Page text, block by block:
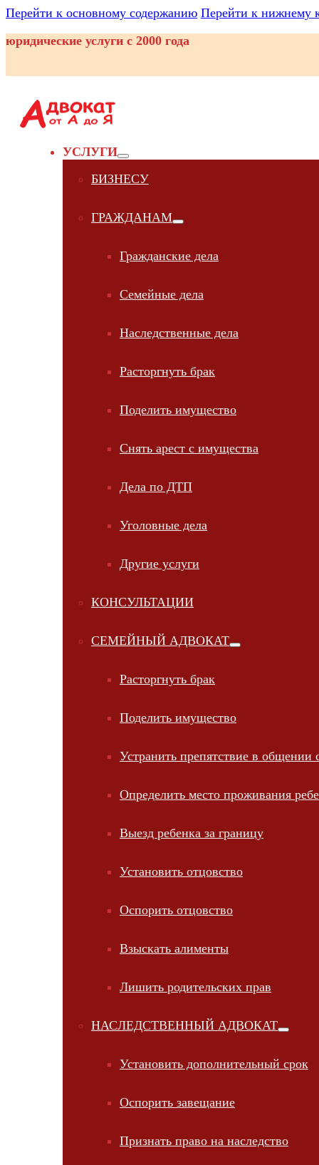
Перейти к основному содержанию Перейти к нижнему
юридические услуги с 2000 года
УСЛУГИ
БИЗНЕСУ
ГРАЖДАНАМ
Гражданские дела
Семейные дела
Наследственные дела
Расторгнуть брак
Поделить имущество
Снять арест с имущества
Дела по ДТП
Уголовные дела
Другие услуги
КОНСУЛЬТАЦИИ
СЕМЕЙНЫЙ АДВОКАТ
Расторгнуть брак
Поделить имущество
Устранить препятствие в общении
Определить место проживания
Выезд ребенка за границу
Установить отцовство
Оспорить отцовство
Взыскать алименты
Лишить родительских прав
НАСЛЕДСТВЕННЫЙ АДВОКАТ
Установить дополнительный срок
Оспорить завещание
Признать право на наследство